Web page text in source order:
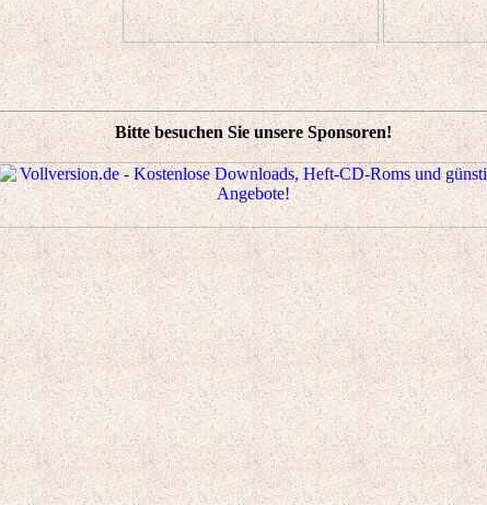
Bitte besuchen Sie unsere Sponsoren!